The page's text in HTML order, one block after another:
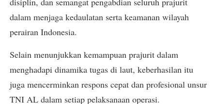
dalam menjaga kedaulatan serta keamanan wilayah
perairan Indonesia.
Selain menunjukkan kemampuan prajurit dalam
menghadapi dinamika tugas di laut, keberhasilan itu
juga mencerminkan respons cepat dan profesional unsur
TNI AL dalam setiap pelaksanaan operasi.